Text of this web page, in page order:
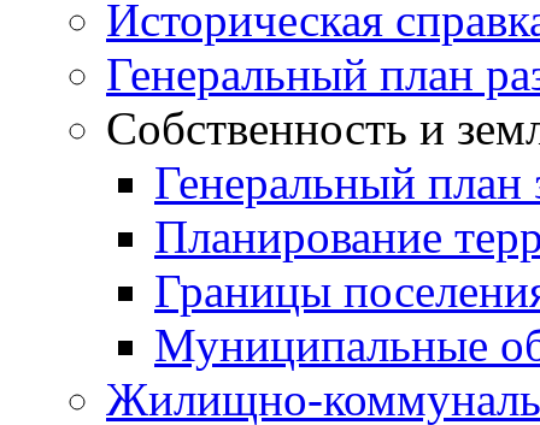
Историческая
Генеральный план
Собственность и
Генеральный план
Планирование
Границы
Муниципальные
Жилищно-